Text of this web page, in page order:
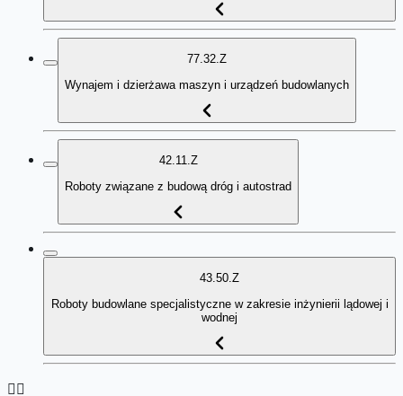
77.32.Z
Wynajem i dzierżawa maszyn i urządzeń budowlanych
42.11.Z
Roboty związane z budową dróg i autostrad
43.50.Z
Roboty budowlane specjalistyczne w zakresie inżynierii lądowej i
wodnej
👉🏻